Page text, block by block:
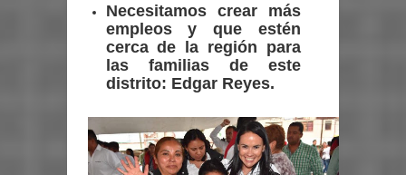
Necesitamos crear más
empleos y que estén
cerca de la región para
las familias de este
distrito: Edgar Reyes.